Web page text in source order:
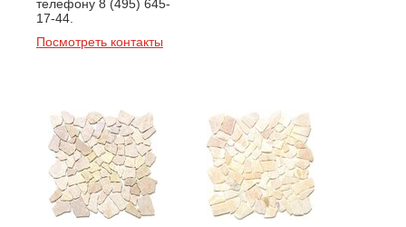
телефону 8 (495) 645-
17-44.
Посмотреть контакты